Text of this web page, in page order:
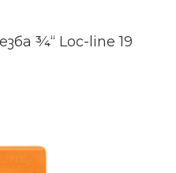
¾“ Loc-line 19